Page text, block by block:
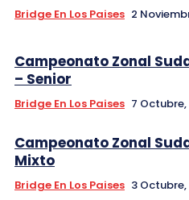
Bridge En Los Paises 2
Campeonato Zonal
– Senior
Bridge En Los Paises 7 Octubre,
Campeonato Zonal
Mixto
Bridge En Los Paises 3 Octubre,